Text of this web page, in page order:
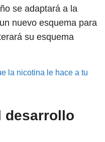
se adaptará a la
nuevo esquema para
su esquema
la nicotina le hace a tu
desarrollo